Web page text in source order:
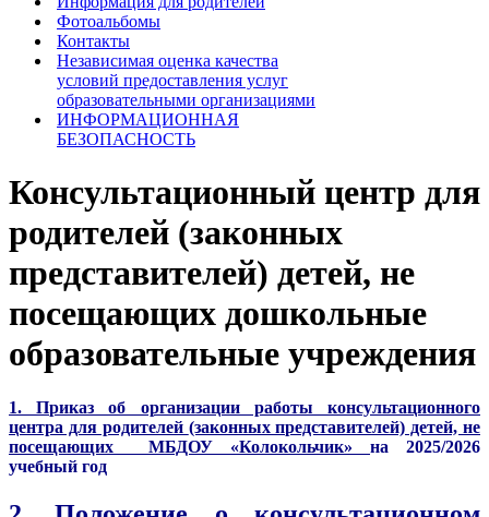
Фотоальбомы
Контакты
Независимая оценка качества
условий предоставления услуг
образовательными организациями
ИНФОРМАЦИОННАЯ
БЕЗОПАСНОСТЬ
Консультационный центр для
родителей (законных
представителей) детей, не
посещающих дошкольные
образовательные учреждения
1. Приказ об организации работы консультационного
центра для родителей (законных представителей) детей, не
посещающих МБДОУ «Колокольчик» на 2025/2026
учебный год